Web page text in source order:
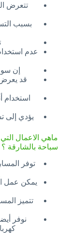
تتعرض
بسبب
عدم
إن
قد
استخدام
يؤدي إلى
ماهي الاعمال
سباحة بالشارقة ؟
توفر
يمكن عمل
تتميز
نوفر